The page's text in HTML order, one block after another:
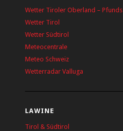
Wetter Tiroler Oberland – Pfunds
Wetter Tirol
Wetter Südtirol
Meteocentrale
Meteo Schweiz
Wetterradar Valluga
LAWINE
Tirol & Südtirol